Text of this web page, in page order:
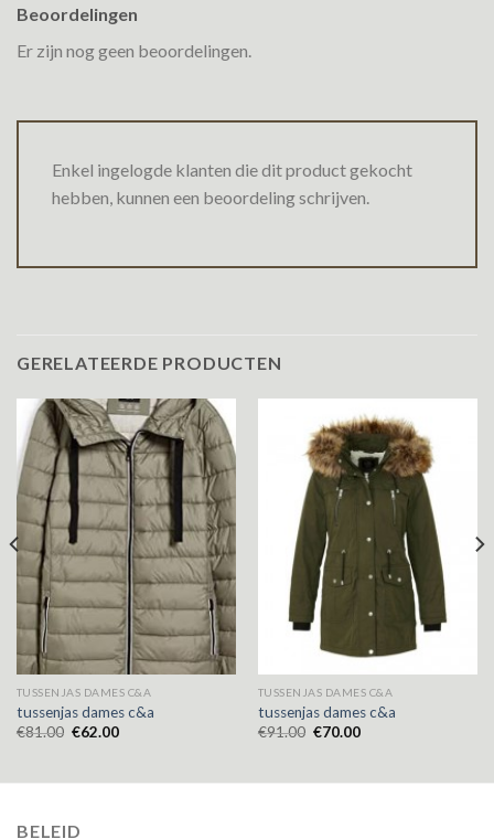
Beoordelingen
Er zijn nog geen beoordelingen.
Enkel ingelogde klanten die dit product gekocht
hebben, kunnen een beoordeling schrijven.
GERELATEERDE PRODUCTEN
TUSSENJAS DAMES C&A
tussenjas dames c&a
€81.00 €62.00
TUSSENJAS DAMES C&A
tussenjas dames c&a
€91.00 €70.00
BELEID